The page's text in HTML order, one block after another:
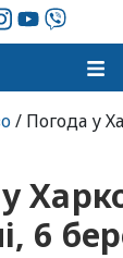
/ Погода у
6